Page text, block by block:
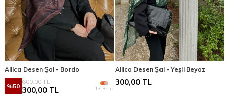
Allica Desen Şal - Bordo
%50
600,00TL
300,00 TL 13 Renk
Allica Desen Şal - Yeşil Beyaz
300,00 TL